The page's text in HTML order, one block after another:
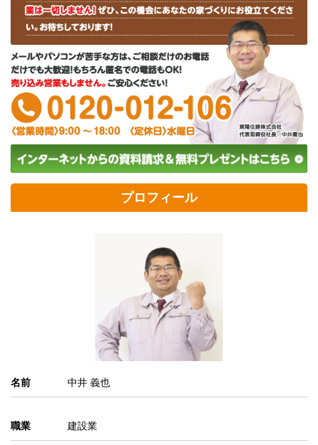
プロフィール
名前 中井 義也
職業 建設業